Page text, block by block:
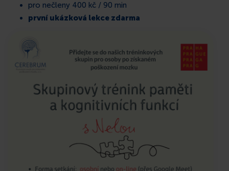
pro nečleny 400 kč / 90 min
první ukázková lekce zdarma